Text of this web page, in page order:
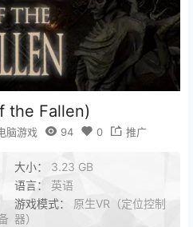
the Fallen)
脑游戏 94 0 推广
大小： 3.23 GB
语言： 英语
游戏模式： 原生VR（定位控制
器）